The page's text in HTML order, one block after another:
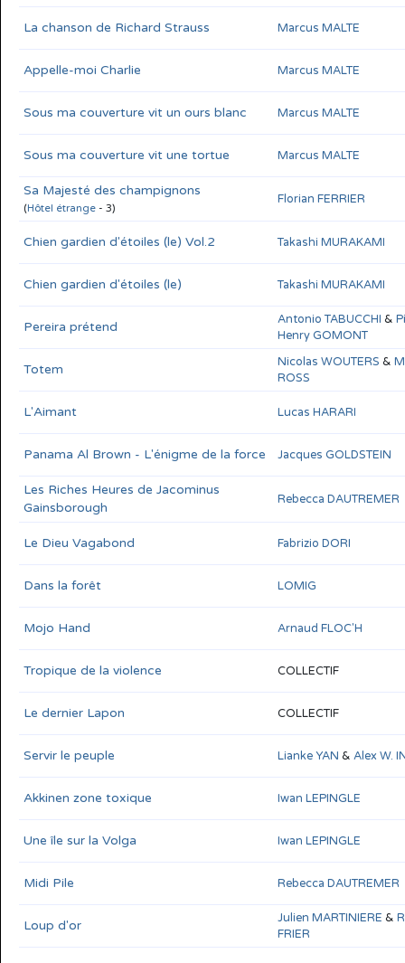
La chanson de Richard Strauss Marcus MALTE
Appelle-moi Charlie Marcus MALTE
Sous ma couverture vit un ours blanc Marcus MALTE
Sous ma couverture vit une tortue Marcus MALTE
Sa Majesté des champignons
(Hôtel étrange - 3)
Florian FERRIER
Chien gardien d'étoiles (le) Vol.2 Takashi MURAKAMI
Chien gardien d'étoiles (le) Takashi MURAKAMI
Pereira prétend Antonio TABUCCHI &
Henry GOMONT
Totem Nicolas WOUTERS &
ROSS
L'Aimant Lucas HARARI
Panama Al Brown - L'énigme de la force Jacques GOLDSTEIN
Les Riches Heures de Jacominus
Gainsborough
Rebecca DAUTREMER
Le Dieu Vagabond Fabrizio DORI
Dans la forêt LOMIG
Mojo Hand Arnaud FLOC'H
Tropique de la violence COLLECTIF
Le dernier Lapon COLLECTIF
Servir le peuple Lianke YAN & Alex W.
Akkinen zone toxique Iwan LEPINGLE
Une île sur la Volga Iwan LEPINGLE
Midi Pile Rebecca DAUTREMER
Loup d'or Julien MARTINIERE &
FRIER